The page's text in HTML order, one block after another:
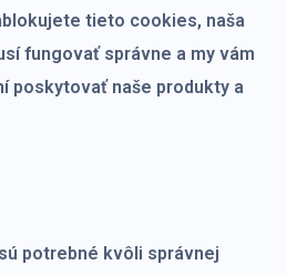
tieto cookies, naša
fungovať správne a my vám
poskytovať naše produkty a
potrebné kvôli správnej